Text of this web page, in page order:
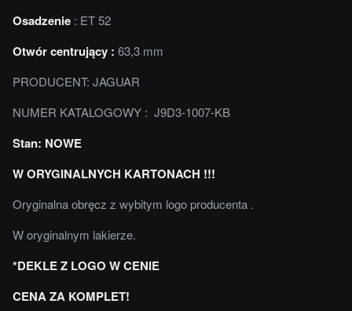
Osadzenie : ET 52
Otwór centrujący : 63,3 mm
PRODUCENT: JAGUAR
NUMER KATALOGOWY : J9D3-1007-KB
Stan: NOWE
W ORYGINALNYCH KARTONACH !!!
Oryginalna obręcz z wybitym logo producenta .
W oryginalnym lakierze.
*DEKLE Z LOGO W CENIE
CENA ZA KOMPLET!